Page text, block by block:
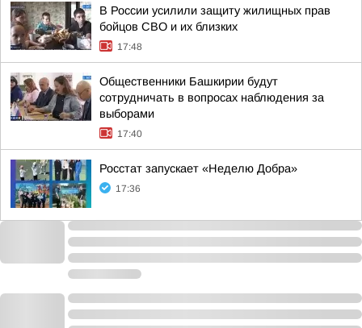
В России усилили защиту жилищных прав
бойцов СВО и их близких
17:48
Общественники Башкирии будут
сотрудничать в вопросах наблюдения за
выборами
17:40
Росстат запускает «Неделю Добра»
17:36